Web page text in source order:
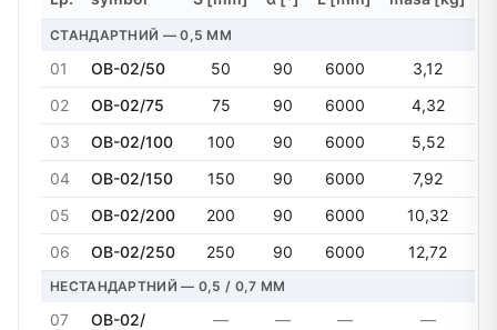
СТАНДАРТНИЙ — 0,5 MM
01 OB-02/50 50 90 6000
3,12
02
OB-02/75 75 90 6000
4,32
03
OB-02/100 100 90 6000
5,52
04
OB-02/150 150 90 6000
7,92
05
OB-02/200 200 90 6000
10,32
06
OB-02/250 250 90 6000 12,72
НЕСТАНДАРТНИЙ — 0,5 / 0,7 MM
07 OB-02/ — — —
—